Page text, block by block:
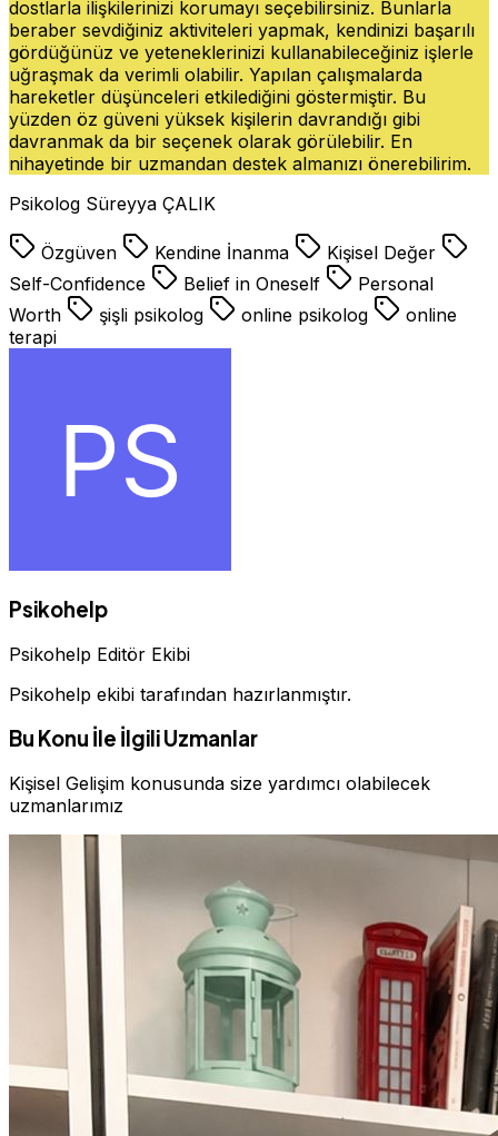
dostlarla ilişkilerinizi korumayı seçebilirsiniz. Bunlarla
beraber sevdiğiniz aktiviteleri yapmak, kendinizi başarılı
gördüğünüz ve yeteneklerinizi kullanabileceğiniz işlerle
uğraşmak da verimli olabilir. Yapılan çalışmalarda
hareketler düşünceleri etkilediğini göstermiştir. Bu
yüzden öz güveni yüksek kişilerin davrandığı gibi
davranmak da bir seçenek olarak görülebilir. En
nihayetinde bir uzmandan destek almanızı önerebilirim.
Psikolog Süreyya ÇALIK
Özgüven Kendine İnanma
Kişisel Değer
Self-Confidence
Belief in Oneself
Personal
Worth
şişli psikolog online psikolog
online
terapi
Psikohelp
Psikohelp Editör Ekibi
Psikohelp ekibi tarafından hazırlanmıştır.
Bu Konu İle İlgili Uzmanlar
Kişisel Gelişim konusunda size yardımcı olabilecek
uzmanlarımız